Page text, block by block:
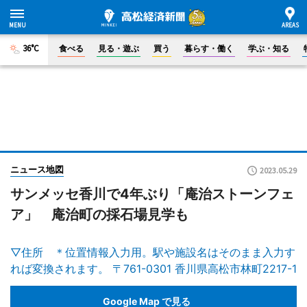
36°C 食べる 見る・遊ぶ 買う 暮らす・働く 学ぶ・知る
ニュース地図 2023.05.29
サンメッセ香川で4年ぶり「庵治ストーンフェ
ア」 庵治町の採石場見学も
▽住所 ＊位置情報入力用。駅や施設名はそのまま入力す
れば変換されます。 〒761-0301 香川県高松市林町2217-1
Google Map で見る